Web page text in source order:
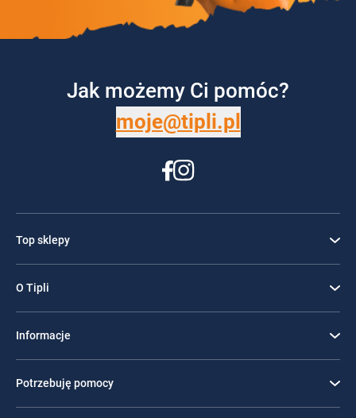
Jak możemy Ci pomóc?
moje@tipli.pl
Top sklepy
O Tipli
Informacje
Potrzebuję pomocy